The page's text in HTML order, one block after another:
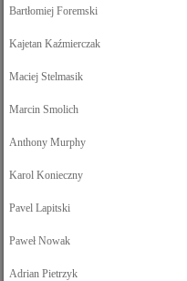
Bartłomiej Foremski
Kajetan Kaźmierczak
Maciej Stelmasik
Marcin Smolich
Anthony Murphy
Karol Konieczny
Pavel Lapitski
Paweł Nowak
Adrian Pietrzyk